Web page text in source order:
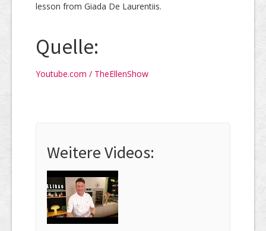
lesson from Giada De Laurentiis.
Quelle:
Youtube.com / TheEllenShow
Weitere Videos: